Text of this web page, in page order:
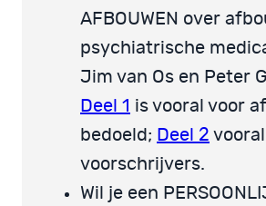
AFBOUWEN over
psychiatrische
Jim van Os en Peter
Deel 1 is vooral voor
bedoeld; Deel 2
voorschrijvers.
Wil je een